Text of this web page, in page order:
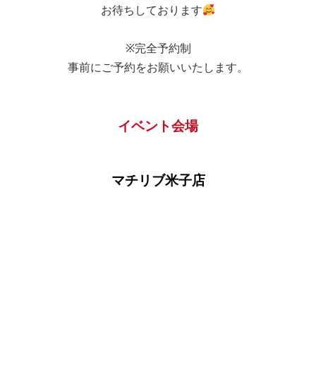
お待ちしております
※完全予約制
事前にご予約をお願いいたします。
イベント会場
マチリブ米子店